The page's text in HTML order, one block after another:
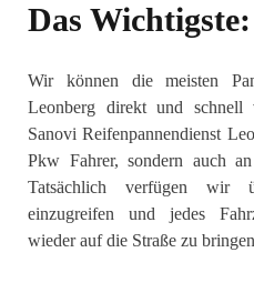
Das Wichtigste:
Wir können die meisten
Leonberg direkt und
Sanovi Reifenpannendienst
Pkw Fahrer, sondern auch
Tatsächlich verfügen wir
einzugreifen und jedes
wieder auf die Straße zu